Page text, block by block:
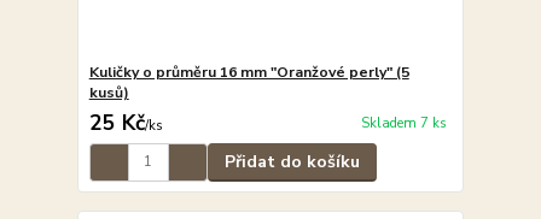
Kuličky o průměru 16 mm "Oranžové perly" (5
kusů)
25 Kč/ks Skladem 7 ks
Přidat do košíku